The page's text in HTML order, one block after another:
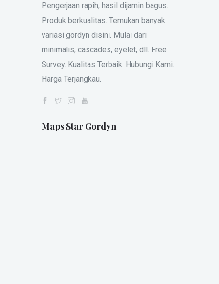
Pengerjaan rapih, hasil dijamin bagus.
Produk berkualitas. Temukan banyak
variasi gordyn disini. Mulai dari
minimalis, cascades, eyelet, dll. Free
Survey. Kualitas Terbaik. Hubungi Kami.
Harga Terjangkau.
Maps Star Gordyn